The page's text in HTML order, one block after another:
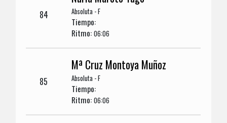
84 Absoluta - F
Tiempo:
Ritmo:06:06
85
Mª Cruz Montoya Muñoz
Absoluta - F
Tiempo:
Ritmo:06:06